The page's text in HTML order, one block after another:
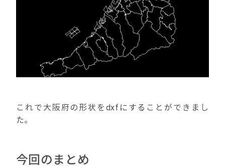
これで大阪府の形状をdxfにすることができまし
た。
今回のまとめ